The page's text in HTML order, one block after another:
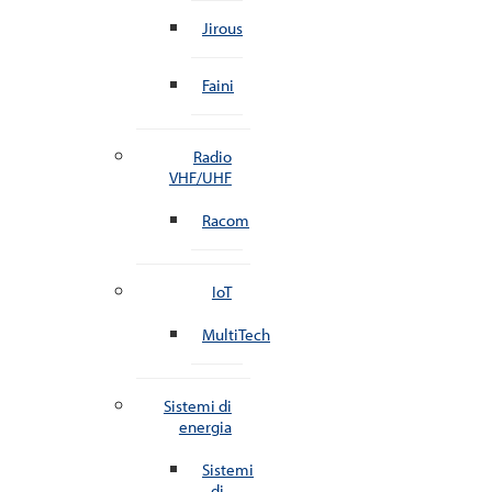
Jirous
Faini
Radio
VHF/UHF
Racom
IoT
MultiTech
Sistemi di
energia
Sistemi